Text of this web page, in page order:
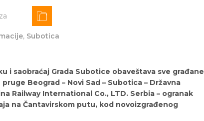
, Subotica
saobraćaj Grada Subotice obaveštava sve građane
Beograd – Novi Sad – Subotica – Državna
Railway International Co., LTD. Serbia – ogranak
na Čantavirskom putu, kod novoizgrađenog